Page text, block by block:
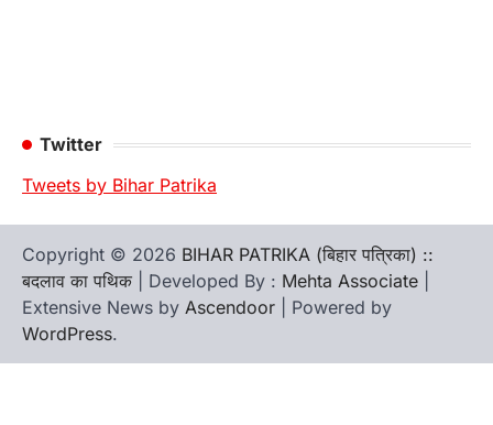
Twitter
Tweets by Bihar Patrika
Copyright © 2026 BIHAR PATRIKA (बिहार पत्रिका) ::
बदलाव का पथिक | Developed By : Mehta Associate
Extensive News by Ascendoor | Powered by
WordPress.